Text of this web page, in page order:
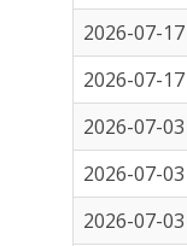
2026-07-17
2026-07-17
2026-07-03
2026-07-03
2026-07-03